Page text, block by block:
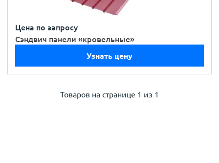
Цена по запросу
Сэндвич панели «кровельные»
Узнать цену
Товаров на странице 1 из 1